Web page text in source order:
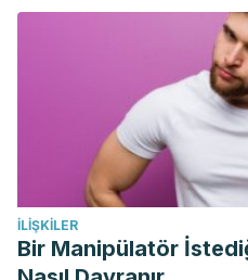
https://doi.org/10.1016/
Bipolar disorder. nhs.uk.
https://www.nhs.uk/
İLIŞKILER
Bir Manipülatör